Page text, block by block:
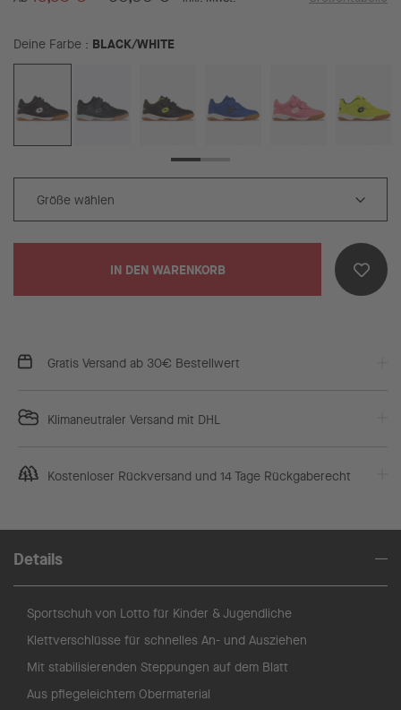
Deine Farbe BLACK/WHITE
IN DEN WARENKORB
Gratis Versand ab 30€ Bestellwert
Klimaneutraler Versand mit DHL
Kostenloser Rückversand und 14 Tage Rückgaberecht
Details
Sportschuh von Lotto für Kinder & Jugendliche
Klettverschlüsse für schnelles An- und Ausziehen
Mit stabilisierenden Steppungen auf dem Blatt
Aus pflegeleichtem Obermaterial